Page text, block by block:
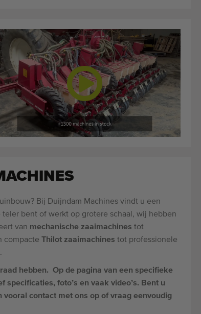
Bij Duijndam Machines vindt u een
teler bent of werkt op grotere schaal, wij hebben
van mechanische zaaimachines tot
compacte Thilot zaaimachines tot professionele
hebben. Op de pagina van een specifieke
foto’s en vaak video’s. Bent u
contact met ons op of vraag eenvoudig